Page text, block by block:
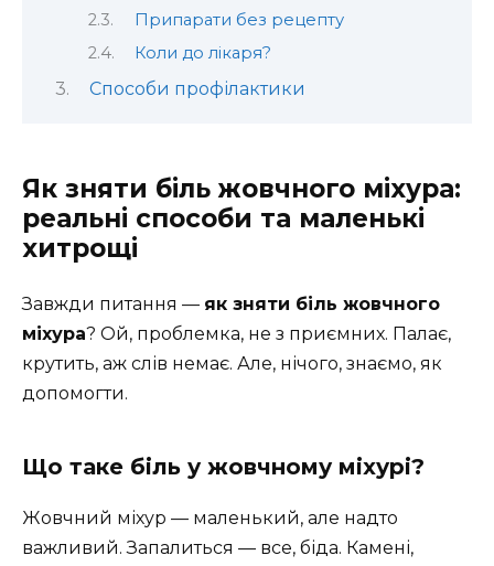
Припарати без рецепту
Коли до лікаря?
Способи профілактики
Як зняти біль жовчного міхура:
реальні способи та маленькі
хитрощі
Завжди питання — як зняти біль жовчного
міхура? Ой, проблемка, не з приємних. Палає,
крутить, аж слів немає. Але, нічого, знаємо, як
допомогти.
Що таке біль у жовчному міхурі?
Жовчний міхур — маленький, але надто
важливий. Запалиться — все, біда. Камені,